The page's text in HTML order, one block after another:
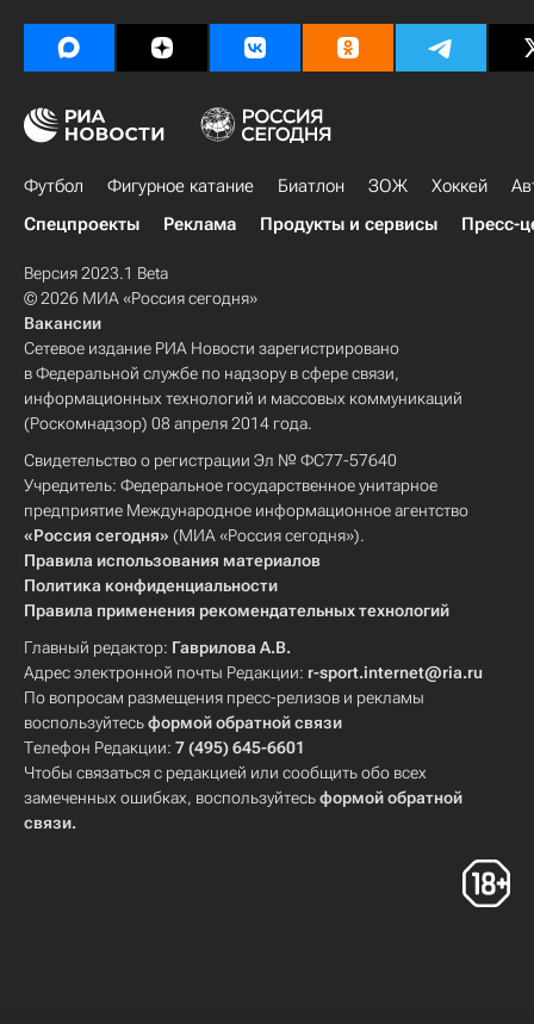
Футбол Фигурное катание Биатлон ЗОЖ Хоккей
Спецпроекты
Реклама Продукты и сервисы Пресс-
Версия 2023.1 Beta
© 2026 МИА «Россия сегодня»
Вакансии
Сетевое издание РИА Новости зарегистрировано
в Федеральной службе по надзору в сфере связи,
информационных технологий и массовых коммуникаций
(Роскомнадзор) 08 апреля 2014 года.
Свидетельство о регистрации Эл № ФС77-57640
Учредитель: Федеральное государственное унитарное
предприятие Международное информационное агентство
«Россия сегодня» (МИА «Россия сегодня»).
Правила использования материалов
Политика конфиденциальности
Правила применения рекомендательных технологий
Главный редактор: Гаврилова А.В.
Адрес электронной почты Редакции: r-sport.internet@ria.ru
По вопросам размещения пресс-релизов и рекламы
воспользуйтесьформой обратной связи
Телефон Редакции: 7 (495) 645-6601
Чтобы связаться с редакцией или сообщить обо всех
замеченных ошибках, воспользуйтесьформой обратной
связи.